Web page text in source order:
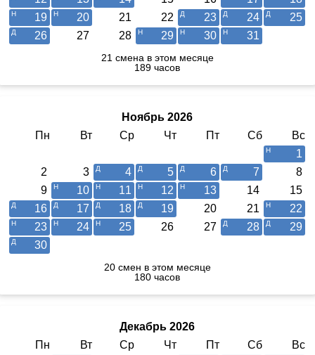
19
20 21 22 23 24
25
26
27 28 29 30 31
21 смена в этом месяце
189 часов
Ноябрь 2026
Пн
Вт Ср Чт Пт Сб
Вс
1
2
3 4 5 6 7
8
9
10 11 12 13 14
15
16
17 18 19 20 21
22
23
24 25 26 27 28
29
30
20 смен в этом месяце
180 часов
Декабрь 2026
Пн
Вт Ср Чт Пт Сб
Вс